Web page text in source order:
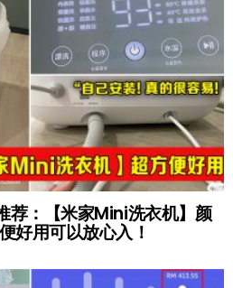
荐：【米家Mini洗衣机】颜
好用可以放心入！